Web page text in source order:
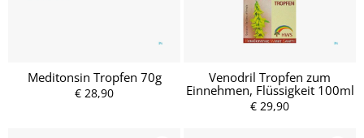
Meditonsin Tropfen 70g
€ 28,90
Venodril Tropfen zum
Einnehmen, Flüssigkeit 100ml
€ 29,90